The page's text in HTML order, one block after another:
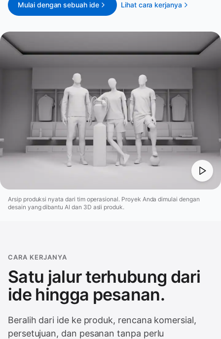
Mulai dengan sebuah ide Lihat cara kerjanya
Arsip produksi nyata dari tim operasional. Proyek Anda dimulai dengan
desain yang dibantu AI dan 3D asli produk.
CARA KERJANYA
Satu jalur terhubung dari
ide hingga pesanan.
Beralih dari ide ke produk, rencana komersial,
persetujuan, dan pesanan tanpa perlu